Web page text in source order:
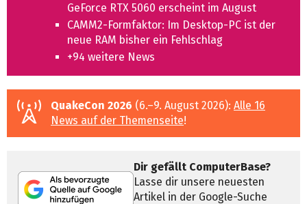
GeForce RTX 5060 erscheint im August
CAMM2-Formfaktor: Im Desktop-PC ist der
neue RAM bisher ein Fehlschlag
+94 weitere News
QuakeCon 2026 (6.–9. August 2026): Alle 16
News auf der Themenseite!
Dir gefällt ComputerBase?
Lasse dir unsere neuesten
Artikel in der Google-Suche